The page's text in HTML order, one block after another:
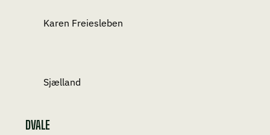
Karen Freiesleben
Sjælland
DVALE